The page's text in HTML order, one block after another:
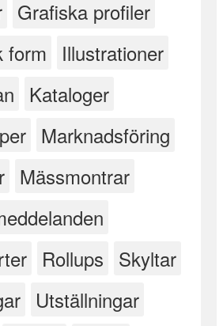
Grafiska profiler
form
Illustrationer
Kataloger
Marknadsföring
Mässmontrar
Rollups Skyltar
Utställningar